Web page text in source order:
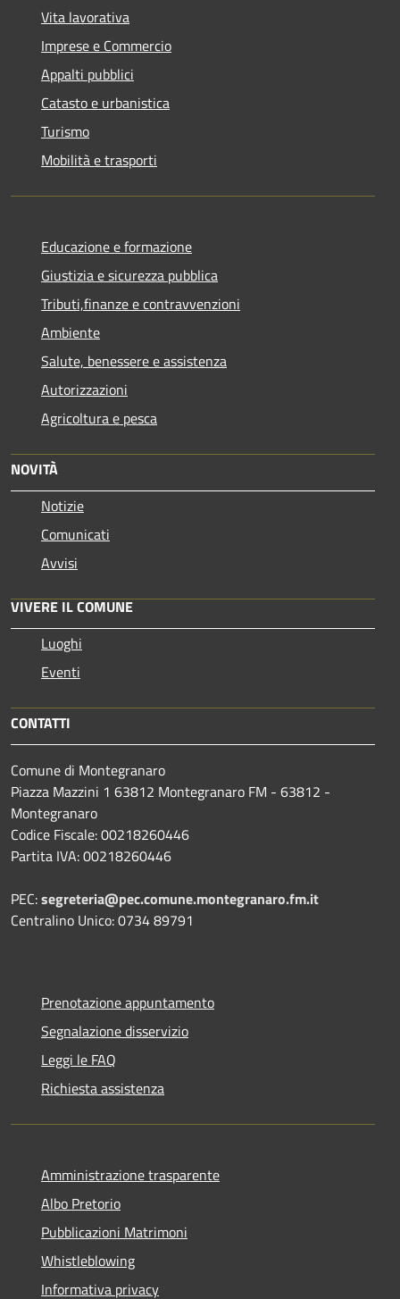
Vita lavorativa
Imprese e Commercio
Appalti pubblici
Catasto e urbanistica
Turismo
Mobilità e trasporti
Educazione e formazione
Giustizia e sicurezza pubblica
Tributi,finanze e contravvenzioni
Ambiente
Salute, benessere e assistenza
Autorizzazioni
Agricoltura e pesca
NOVITÀ
Notizie
Comunicati
Avvisi
VIVERE IL COMUNE
Luoghi
Eventi
CONTATTI
Comune di Montegranaro
Piazza Mazzini 1 63812 Montegranaro FM - 63812 -
Montegranaro
Codice Fiscale: 00218260446
Partita IVA: 00218260446
PEC:segreteria@pec.comune.montegranaro.fm.it
Centralino Unico: 0734 89791
Prenotazione appuntamento
Segnalazione disservizio
Leggi le FAQ
Richiesta assistenza
Amministrazione trasparente
Albo Pretorio
Pubblicazioni Matrimoni
Whistleblowing
Informativa privacy